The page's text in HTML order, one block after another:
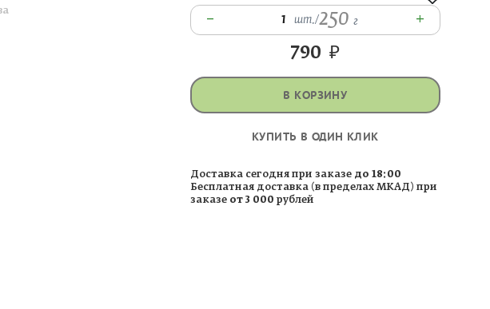
– 1 шт./250г +
790 ₽
В КОРЗИНУ
КУПИТЬ В ОДИН КЛИК
Доставка сегодня при заказе до 18:00
Бесплатная доставка (в пределах МКАД) при
заказе от 3 000 рублей